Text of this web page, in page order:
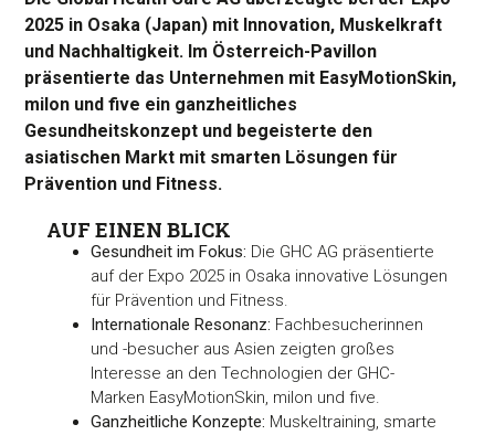
2025 in Osaka (Japan) mit Innovation, Muskelkraft
und Nachhaltigkeit. Im Österreich-Pavillon
präsentierte das Unternehmen mit EasyMotionSkin,
milon und five ein ganzheitliches
Gesundheitskonzept und begeisterte den
asiatischen Markt mit smarten Lösungen für
Prävention und Fitness.
AUF EINEN BLICK
Gesundheit im Fokus: Die GHC AG präsentierte
auf der Expo 2025 in Osaka innovative Lösungen
für Prävention und Fitness.
Internationale Resonanz: Fachbesucherinnen
und -besucher aus Asien zeigten großes
Interesse an den Technologien der GHC-
Marken EasyMotionSkin, milon und five.
Ganzheitliche Konzepte: Muskeltraining, smarte